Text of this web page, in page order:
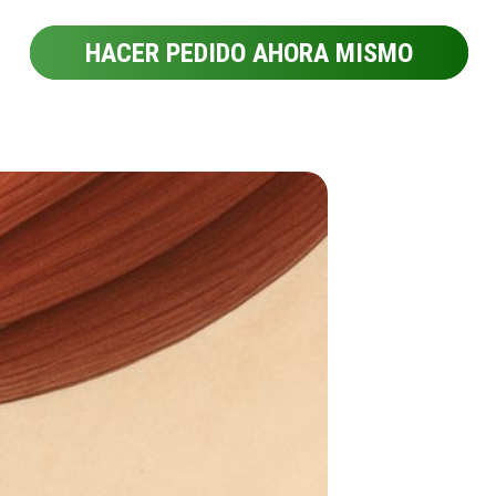
HACER PEDIDO AHORA MISMO